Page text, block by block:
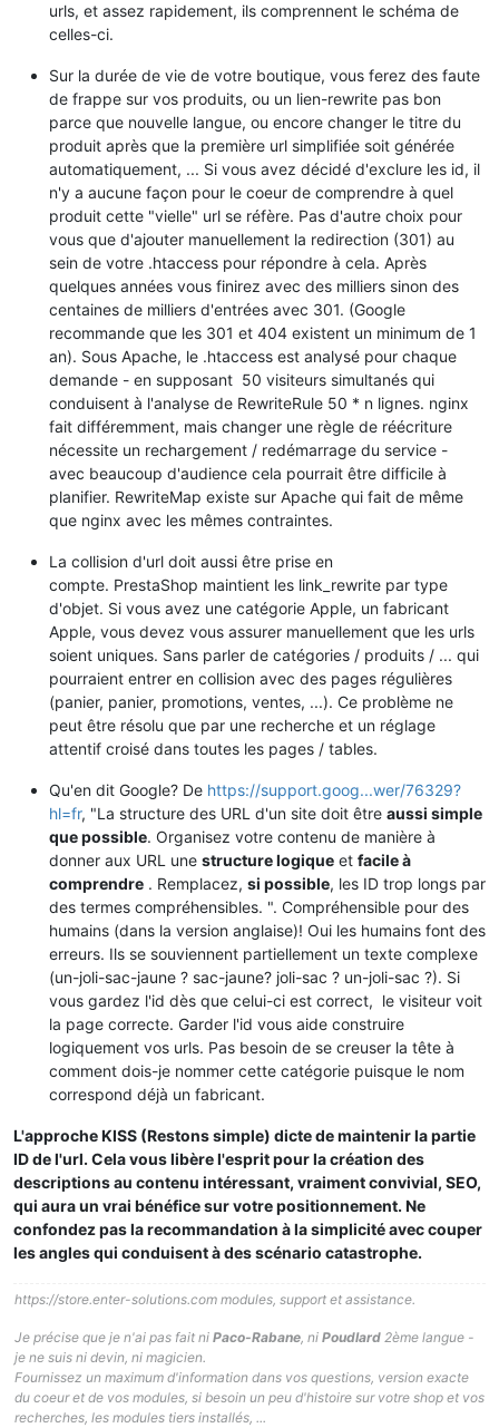
urls, et assez rapidement, ils comprennent le schéma de
celles-ci.
Sur la durée de vie de votre boutique, vous ferez des faute
de frappe sur vos produits, ou un lien-rewrite pas bon
parce que nouvelle langue, ou encore changer le titre du
produit après que la première url simplifiée soit générée
automatiquement, ... Si vous avez décidé d'exclure les id, il
n'y a aucune façon pour le coeur de comprendre à quel
produit cette "vielle" url se réfère. Pas d'autre choix pour
vous que d'ajouter manuellement la redirection (301) au
sein de votre .htaccess pour répondre à cela. Après
quelques années vous finirez avec des milliers sinon des
centaines de milliers d'entrées avec 301. (Google
recommande que les 301 et 404 existent un minimum de 1
an). Sous Apache, le .htaccess est analysé pour chaque
demande - en supposant 50 visiteurs simultanés qui
conduisent à l'analyse de RewriteRule 50 * n lignes. nginx
fait différemment, mais changer une règle de réécriture
nécessite un rechargement / redémarrage du service -
avec beaucoup d'audience cela pourrait être difficile à
planifier. RewriteMap existe sur Apache qui fait de même
que nginx avec les mêmes contraintes.
La collision d'url doit aussi être prise en
compte. PrestaShop maintient les link_rewrite par type
d'objet. Si vous avez une catégorie Apple, un fabricant
Apple, vous devez vous assurer manuellement que les urls
soient uniques. Sans parler de catégories / produits / ... qui
pourraient entrer en collision avec des pages régulières
(panier, panier, promotions, ventes, ...). Ce problème ne
peut être résolu que par une recherche et un réglage
attentif croisé dans toutes les pages / tables.
Qu'en dit Google? De https://support.goog...wer/76329?
hl=fr, "La structure des URL d'un site doit être aussi simple
que possible. Organisez votre contenu de manière à
donner aux URL une structure logique et facile à
comprendre . Remplacez, si possible, les ID trop longs par
des termes compréhensibles. ". Compréhensible pour des
humains (dans la version anglaise)! Oui les humains font des
erreurs. Ils se souviennent partiellement un texte complexe
(un-joli-sac-jaune ? sac-jaune? joli-sac ? un-joli-sac ?). Si
vous gardez l'id dès que celui-ci est correct, le visiteur voit
la page correcte. Garder l'id vous aide construire
logiquement vos urls. Pas besoin de se creuser la tête à
comment dois-je nommer cette catégorie puisque le nom
correspond déjà un fabricant.
L'approche KISS (Restons simple) dicte de maintenir la partie
ID de l'url. Cela vous libère l'esprit pour la création des
descriptions au contenu intéressant, vraiment convivial, SEO,
qui aura un vrai bénéfice sur votre positionnement. Ne
confondez pas la recommandation à la simplicité avec couper
les angles qui conduisent à des scénario catastrophe.
https://store.enter-solutions.com modules, support et assistance.
Je précise que je n'ai pas fait ni Paco-Rabane, ni Poudlard 2ème langue -
je ne suis ni devin, ni magicien.
Fournissez un maximum d'information dans vos questions, version exacte
du coeur et de vos modules, si besoin un peu d'histoire sur votre shop et vos
recherches, les modules tiers installés, ...